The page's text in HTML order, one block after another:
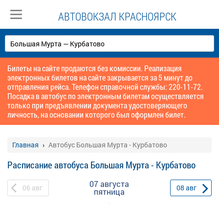
АВТОВОКЗАЛ КРАСНОЯРСК
Билеты на сайте продаются без комиссии. Реализация
электронных билетов на сайте закрывается за 5 минут до
отправления рейса. Телефон справочной службы: 220-11-72.
Посадка в автобус по электронным билетам осуществляется
только при предъявлении документа удостоверяющего
личность, на основании которого был оформлен билет.
Главная Автобус Большая Мурта - Курбатово
Расписание автобуса Большая Мурта - Курбатово
06 авг 07 августа
пятница 08 авг